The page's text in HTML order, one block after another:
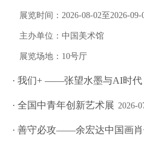
展览时间：2026-08-02至2026-09-
主办单位：中国美术馆
展览场地：10号厅
· 我们+ ——张望水墨与AI时代
· 全国中青年创新艺术展 2026-
· 善守必攻——余宏达中国画